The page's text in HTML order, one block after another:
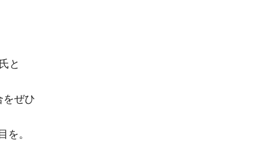
と
をぜひ
。